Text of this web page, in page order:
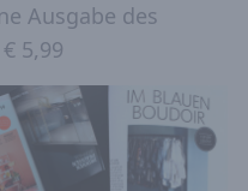
Ausgabe des
5,99